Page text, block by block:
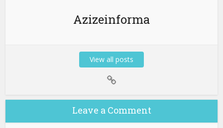
Azizeinforma
View all posts
Leave a Comment